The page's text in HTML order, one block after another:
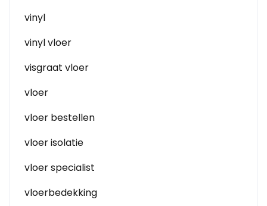
vinyl
vinyl vloer
visgraat vloer
vloer
vloer bestellen
vloer isolatie
vloer specialist
vloerbedekking